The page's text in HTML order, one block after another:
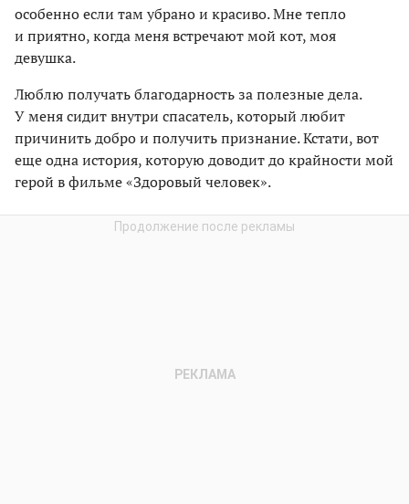
особенно если там убрано и красиво. Мне тепло
и приятно, когда меня встречают мой кот, моя
девушка.
Люблю получать благодарность за полезные дела.
У меня сидит внутри спасатель, который любит
причинить добро и получить признание. Кстати, вот
еще одна история, которую доводит до крайности мой
герой в фильме «Здоровый человек».